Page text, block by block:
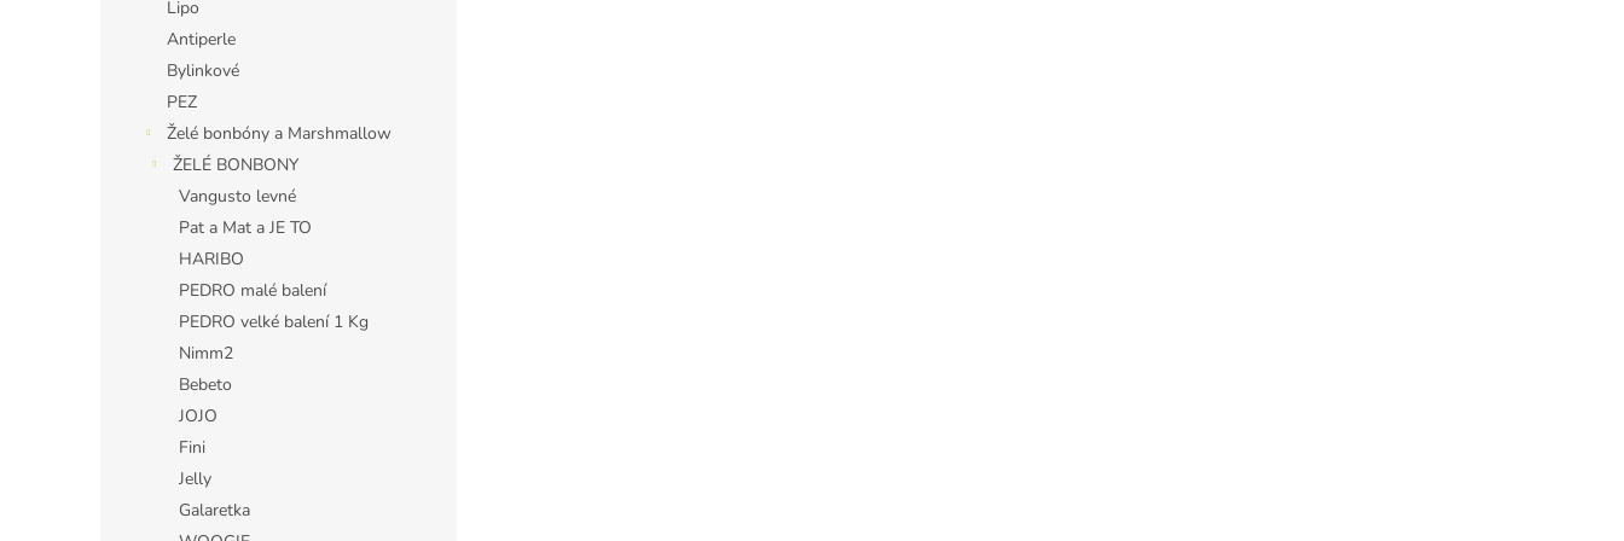
Lipo
Antiperle
Bylinkové
PEZ
Želé bonbóny a Marshmallow
ŽELÉ BONBONY
Vangusto levné
Pat a Mat a JE TO
HARIBO
PEDRO malé balení
PEDRO velké balení 1 Kg
Nimm2
Bebeto
JOJO
Fini
Jelly
Galaretka